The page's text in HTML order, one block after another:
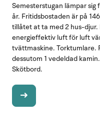
Semesterstugan lämpar sig
år. Fritidsbostaden är på
tillåtet at ta med 2 hus-
energieffektiv luft för luft
tvättmaskine. Torktumlare.
dessutom 1 vedeldad
Skötbord.